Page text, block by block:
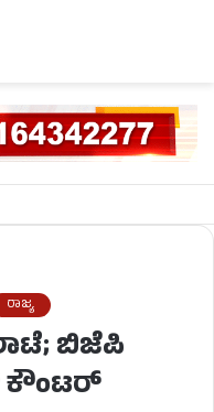
ರಾಜ್ಯ
ಬಿಜೆಪಿ
ಕೌಂಟರ್